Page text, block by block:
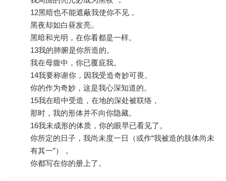
12黑暗也不能遮蔽我使你不见，
黑夜却如白昼发亮。
黑暗和光明，在你看都是一样。
13我的肺腑是你所造的。
我在母腹中，你已覆庇我。
14我要称谢你，因我受造奇妙可畏。
你的作为奇妙，这是我心深知道的。
15我在暗中受造，在地的深处被联络，
那时，我的形体并不向你隐藏。
16我未成形的体质，你的眼早已看见了。
你所定的日子，我尚未度一日（或作“我被造的肢体尚未
有其一”），
你都写在你的册上了。